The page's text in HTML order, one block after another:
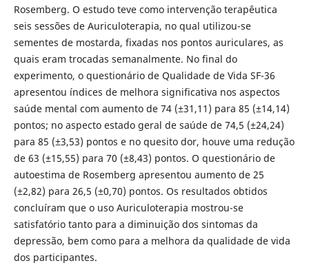
Rosemberg. O estudo teve como intervenção terapêutica
seis sessões de Auriculoterapia, no qual utilizou-se
sementes de mostarda, fixadas nos pontos auriculares, as
quais eram trocadas semanalmente. No final do
experimento, o questionário de Qualidade de Vida SF-36
apresentou índices de melhora significativa nos aspectos
saúde mental com aumento de 74 (±31,11) para 85 (±14,14)
pontos; no aspecto estado geral de saúde de 74,5 (±24,24)
para 85 (±3,53) pontos e no quesito dor, houve uma redução
de 63 (±15,55) para 70 (±8,43) pontos. O questionário de
autoestima de Rosemberg apresentou aumento de 25
(±2,82) para 26,5 (±0,70) pontos. Os resultados obtidos
concluíram que o uso Auriculoterapia mostrou-se
satisfatório tanto para a diminuição dos sintomas da
depressão, bem como para a melhora da qualidade de vida
dos participantes.